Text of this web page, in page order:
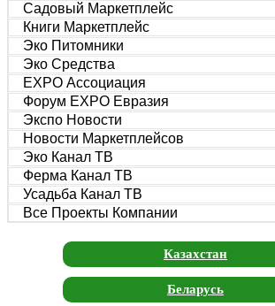
Садовый Маркетплейс
Книги Маркетплейс
Эко Питомники
Эко Средства
EXPO Ассоциация
Форум EXPO Евразия
Экспо Новости
Новости Маркетплейсов
Эко Канал ТВ
Ферма Канал ТВ
Усадьба Канал ТВ
Все Проекты Компании
Казахстан
Беларусь